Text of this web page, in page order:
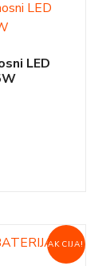
LED
AKCIJA!